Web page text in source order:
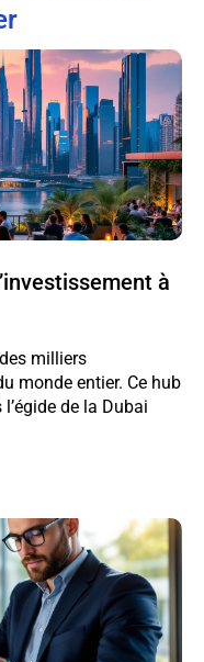
à
milliers
monde entier. Ce hub
de la Dubai